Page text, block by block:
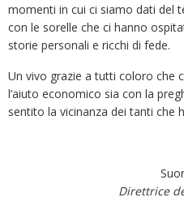
momenti in cui ci siamo dati del
con le sorelle che ci hanno
storie personali e ricchi di fede.
Un vivo grazie a tutti coloro che
l’aiuto economico sia con la
sentito la vicinanza dei tanti che
Direttrice